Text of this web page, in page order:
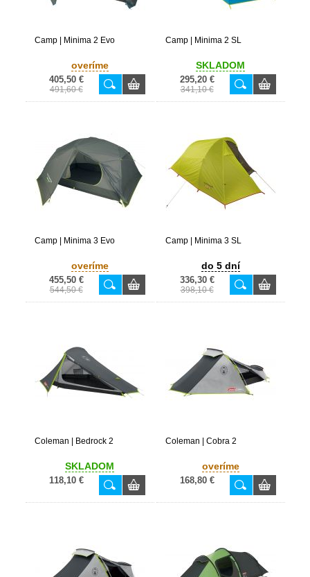
Camp | Minima 2 Evo
overíme
405,50 €
491,60 €
Camp | Minima 2 SL
SKLADOM
295,20 €
341,10 €
Camp | Minima 3 Evo
overíme
455,50 €
544,50 €
Camp | Minima 3 SL
do 5 dní
336,30 €
398,10 €
Coleman | Bedrock 2
SKLADOM
118,10 €
Coleman | Cobra 2
overíme
168,80 €